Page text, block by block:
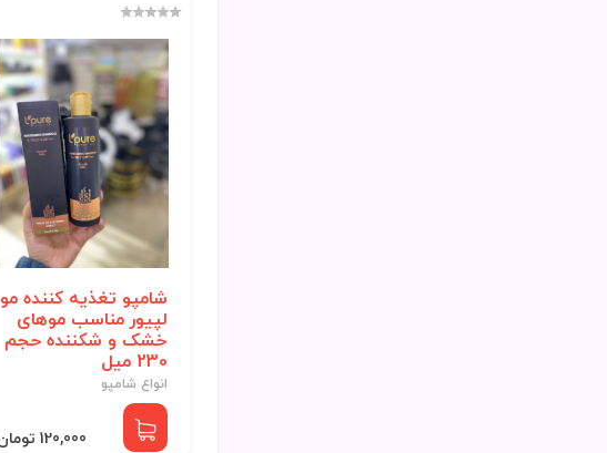
شامپو تغذیه کننده مو
لپیور مناسب موهای
خشک و شکننده حجم
230 میل
انواع شامپو
120,000 تومان